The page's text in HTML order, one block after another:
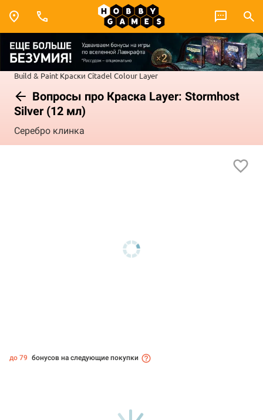
Build & Paint Краски Citadel Colour Layer
Вопросы про Краска Layer: Stormhost
Silver (12 мл)
Серебро клинка
до 79 бонусов на следующие покупки